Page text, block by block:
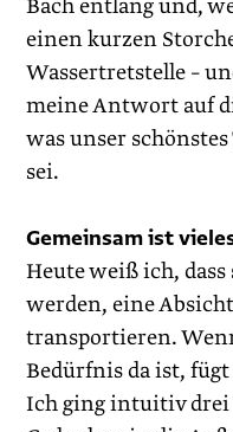
Bach entlang und,
einen kurzen
Wassertretstelle –
meine Antwort auf
was unser
sei.
Gemeinsam ist
Heute weiß ich,
werden, eine
transportieren.
Bedürfnis da ist,
Ich ging intuitiv drei